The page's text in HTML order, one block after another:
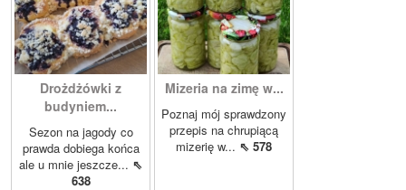
Drożdżówki z
budyniem...
Sezon na jagody co
prawda dobiega końca
ale u mnie jeszcze... ⇖
638
Mizeria na zimę w...
Poznaj mój sprawdzony
przepis na chrupiącą
mizerię w... ⇖ 578